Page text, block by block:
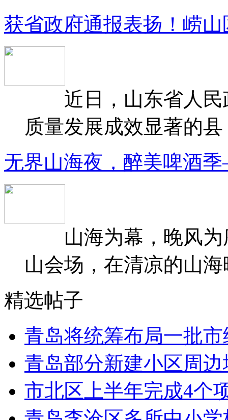
获省政府通报表扬！崂
近日，山东省人民
质量发展成效显著的
无界山海夜，醉美啤酒
山海为幕，晚风为
山会场，在清凉的山
精选帖子
青岛将统筹布局一批市
青岛部分新建小区周
市北区上半年完成4个